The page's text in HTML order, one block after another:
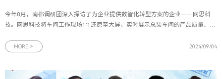
今年8月，南都调研团深入探访了为企业提供数智化转型方案的企业——网思科
技。网思科技将车间工作现场1:1还原至大屏，实时展示总装车间的产品质量、产
思科技副总裁黄朝晖表示，“团队已成功构建了数字孪生无人机运管平台，使技术
MORE > 2024/09/04